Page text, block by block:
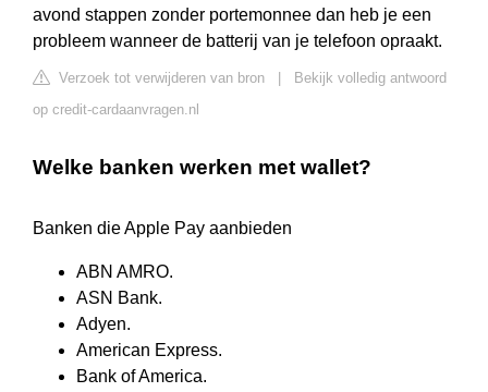
avond stappen zonder portemonnee dan heb je een
probleem wanneer de batterij van je telefoon opraakt.
Verzoek tot verwijderen van bron
Bekijk volledig antwoord
op credit-cardaanvragen.nl
Welke banken werken met wallet?
Banken die Apple Pay aanbieden
ABN AMRO.
ASN Bank.
Adyen.
American Express.
Bank of America.